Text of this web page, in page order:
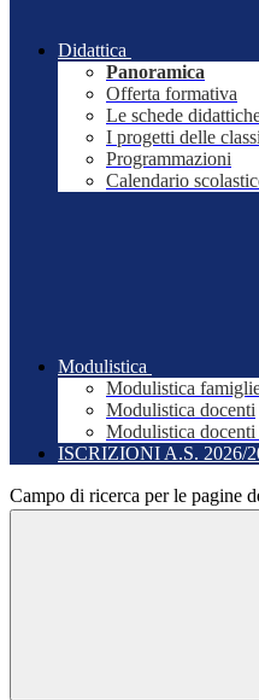
Didattica
Panoramica
Offerta formativa
Le schede
I progetti delle classi
Programmazioni
Calendario
Modulistica
Modulistica
Modulistica docenti
Modulistica
ISCRIZIONI A.S. 2026/
Campo di ricerca per le pagine